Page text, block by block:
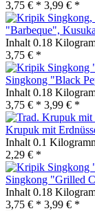
3,75 € * 3,99 € *
"Barbeque",
Inhalt 0.18
3,75 € *
Singkong "Black
Inhalt 0.18
3,75 € * 3,99 € *
Krupuk mit
Inhalt 0.1
2,29 € *
Singkong "Grilled
Inhalt 0.18
3,75 € * 3,99 € *